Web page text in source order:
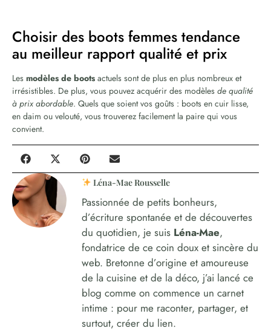
Choisir des boots femmes tendance
au meilleur rapport qualité et prix
Les modèles de boots actuels sont de plus en plus nombreux et
irrésistibles. De plus, vous pouvez acquérir des modèles de qualité
à prix abordable. Quels que soient vos goûts : boots en cuir lisse,
en daim ou velouté, vous trouverez facilement la paire qui vous
convient.
Léna-Mae Rousselle
Passionnée de petits bonheurs,
d’écriture spontanée et de découvertes
du quotidien, je suis Léna-Mae,
fondatrice de ce coin doux et sincère du
web. Bretonne d’origine et amoureuse
de la cuisine et de la déco, j’ai lancé ce
blog comme on commence un carnet
intime : pour me raconter, partager, et
surtout, créer du lien.